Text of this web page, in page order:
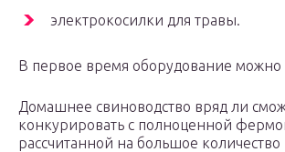
электрокосилки для травы.
В первое время оборудование можно
Домашнее свиноводство вряд ли
конкурировать с полноценной
рассчитанной на большое количество